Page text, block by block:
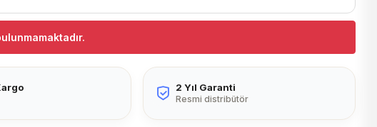
2 Yıl Garanti
Resmi distribütör